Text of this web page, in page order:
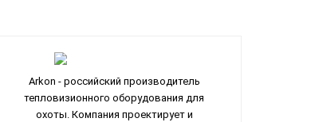
Arkon - российский производитель
тепловизионного оборудования для
охоты. Компания проектирует и